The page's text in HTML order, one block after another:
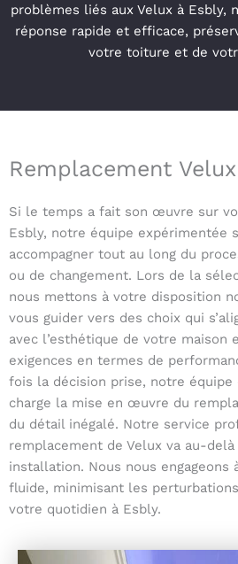
problèmes liés aux Velux à Esbly,
réponse rapide et efficace,
votre toiture et de
Remplacement
Si le temps a fait son œuvre sur
Esbly, notre équipe expérimentée
accompagner tout au long du
ou de changement. Lors de la
nous mettons à votre disposition
vous guider vers des choix qui
avec l’esthétique de votre maison
exigences en termes de
fois la décision prise, notre
charge la mise en œuvre du
du détail inégalé. Notre service
remplacement de Velux va au-
installation. Nous nous engageons
fluide, minimisant les
votre quotidien à Esbly.